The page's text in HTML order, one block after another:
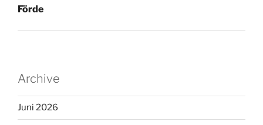
Förde
Archive
Juni 2026